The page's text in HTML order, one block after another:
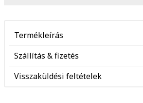
Termékleírás
Szállítás & fizetés
Visszaküldési feltételek